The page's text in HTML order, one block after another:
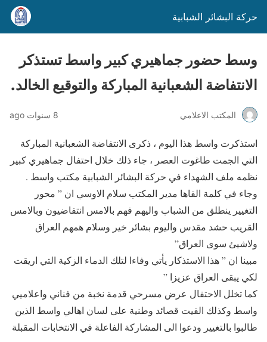
حركة البشائر الشبابية
وسط حضور جماهيري كبير واسط تستذكر
الانتفاضة الشعبانية المباركة والتوقيع الخالد.
المكتب الاعلامي 8 سنوات ago
استذكرت واسط هذا اليوم ، ذكرى الانتفاضة الشعبانية المباركة
التي الجمت طاغوت العصر ، جاء ذلك خلال احتفال جماهيري كبير
نظمه ملف الشهداء في حركة البشائر الشبابية مكتب واسط .
وجاء في كلمة القاها مدير المكتب سلام الاوسي ان ” محور
التغيير ينطلق من الشباب واليهم فهم بالامس انتفاضيون وبالامس
القريب حشد مقدس واليوم بشائر خير وسلام همهم العراق
ولاشيئ سوى العراق”
مبينا ان ” هذا الاستذكار يأتي وفاءا لتلك الدماء الزكية التي اريقت
لكي يبقى العراق عزيزا ”
كما تخلل الاحتفال عرض مسرحي قدمة نخبة من فناني واعلاميي
واسط وكذلك القيت قصائد وطنية على لسان اهالي واسط الذين
طالبوا بالتغيير ودعوا الى المشاركة الفاعلة في الانتخابات المقبلة